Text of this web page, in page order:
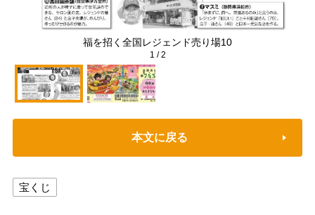
福を招く全国レジェンド売り場10
1 /2
本文に戻る
宝くじ